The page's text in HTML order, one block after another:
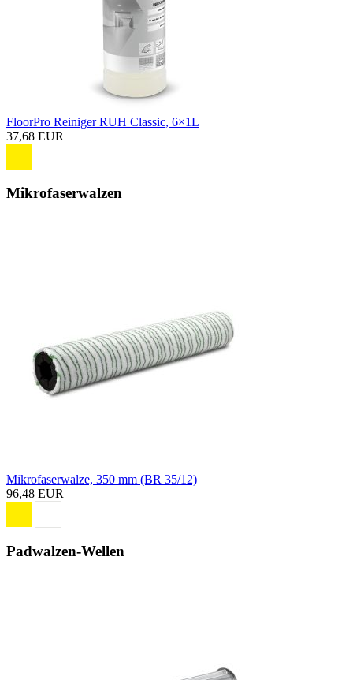
FloorPro Reiniger RUH Classic, 6×1L
37,68 EUR
Mikrofaserwalzen
Mikrofaserwalze, 350 mm (BR 35/12)
96,48 EUR
Padwalzen-Wellen